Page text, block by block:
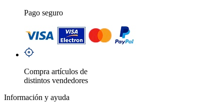
Pago seguro
Compra artículos de
distintos vendedores
Información y ayuda